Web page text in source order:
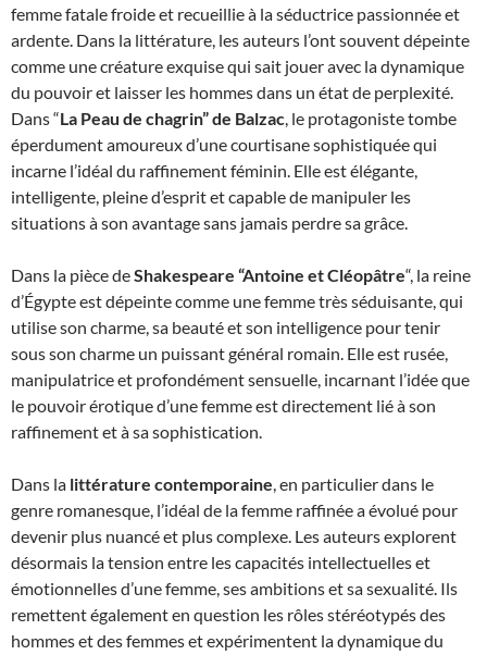
femme fatale froide et recueillie à la séductrice passionnée et
ardente. Dans la littérature, les auteurs l’ont souvent dépeinte
comme une créature exquise qui sait jouer avec la dynamique
du pouvoir et laisser les hommes dans un état de perplexité.
Dans “La Peau de chagrin” de Balzac, le protagoniste tombe
éperdument amoureux d’une courtisane sophistiquée qui
incarne l’idéal du raffinement féminin. Elle est élégante,
intelligente, pleine d’esprit et capable de manipuler les
situations à son avantage sans jamais perdre sa grâce.
Dans la pièce deShakespeare “Antoine et Cléopâtre“, la reine
d’Égypte est dépeinte comme une femme très séduisante, qui
utilise son charme, sa beauté et son intelligence pour tenir
sous son charme un puissant général romain. Elle est rusée,
manipulatrice et profondément sensuelle, incarnant l’idée que
le pouvoir érotique d’une femme est directement lié à son
raffinement et à sa sophistication.
Dans la littérature contemporaine, en particulier dans le
genre romanesque, l’idéal de la femme raffinée a évolué pour
devenir plus nuancé et plus complexe. Les auteurs explorent
désormais la tension entre les capacités intellectuelles et
émotionnelles d’une femme, ses ambitions et sa sexualité. Ils
remettent également en question les rôles stéréotypés des
hommes et des femmes et expérimentent la dynamique du